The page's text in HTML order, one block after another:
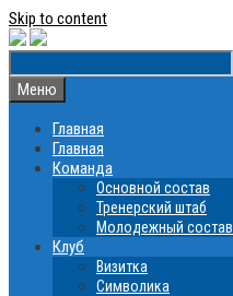
Skip to content
Меню
Главная
Главная
Команда
Основной состав
Тренерский штаб
Молодежный состав
Клуб
Визитка
Символика